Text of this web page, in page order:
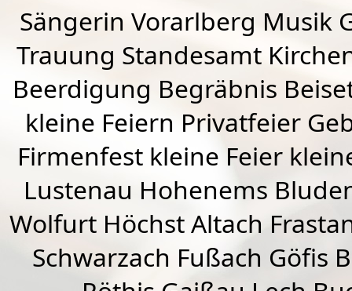
Sängerin Vorarlberg Musik
Trauung Standesamt
Beerdigung Begräbnis
kleine Feiern Privatfeier
Firmenfest kleine Feier
Lustenau Hohenems
Wolfurt HöchstAltach
Schwarzach Fußach Göfis